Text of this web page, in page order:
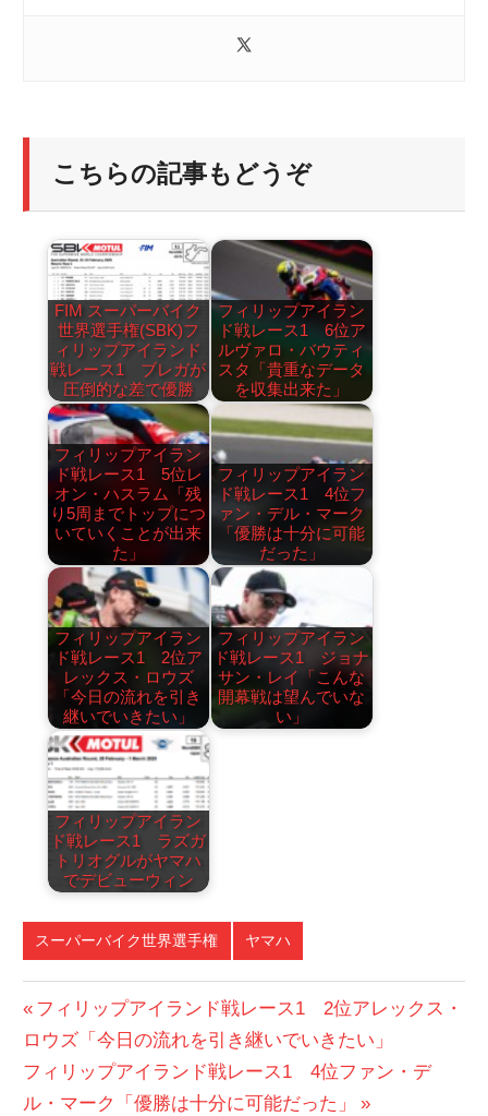
こちらの記事もどうぞ
FIM スーパーバイク
世界選手権(SBK)フ
ィリップアイランド
戦レース1 ブレガが
圧倒的な差で優勝
フィリップアイラン
ド戦レース1 6位ア
ルヴァロ・バウティ
スタ「貴重なデータ
を収集出来た」
フィリップアイラン
ド戦レース1 5位レ
オン・ハスラム「残
り5周までトップにつ
いていくことが出来
た」
フィリップアイラン
ド戦レース1 4位フ
ァン・デル・マーク
「優勝は十分に可能
だった」
フィリップアイラン
ド戦レース1 2位ア
レックス・ロウズ
「今日の流れを引き
継いでいきたい」
フィリップアイラン
ド戦レース1 ジョナ
サン・レイ「こんな
開幕戦は望んでいな
い」
フィリップアイラン
ド戦レース1 ラズガ
トリオグルがヤマハ
でデビューウィン
スーパーバイク世界選手権 ヤマハ
投
稿
ナ
前
の
投
稿:
フィリップアイランド戦レース1 2位アレックス・
ロウズ「今日の流れを引き継いでいきたい」
次
の
フィリップアイランド戦レース1 4位ファン・デ
ル・マーク「優勝は十分に可能だった」